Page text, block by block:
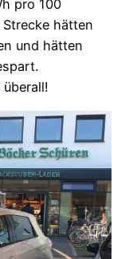
pro 100
hätten
und hätten